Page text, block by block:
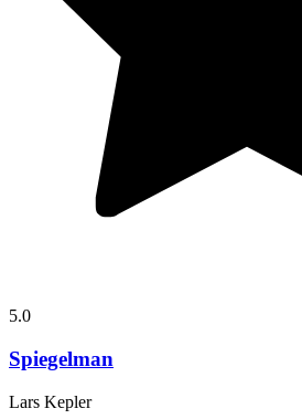
5.0
Spiegelman
Lars Kepler